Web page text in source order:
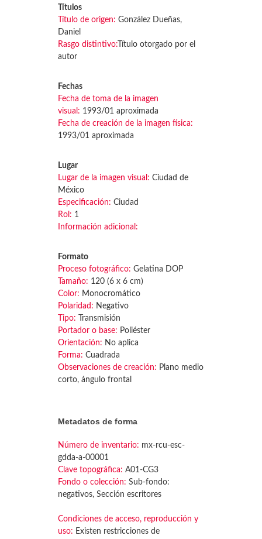
Títulos
Título de origen: González Dueñas,
Daniel
Rasgo distintivo: Título otorgado por el
autor
Fechas
Fecha de toma de la imagen
visual: 1993/01 aproximada
Fecha de creación de la imagen física:
1993/01 aproximada
Lugar
Lugar de la imagen visual: Ciudad de
México
Especificación: Ciudad
Rol: 1
Información adicional:
Formato
Proceso fotográfico: Gelatina DOP
Tamaño: 120 (6 x 6 cm)
Color: Monocromático
Polaridad: Negativo
Tipo: Transmisión
Portador o base: Poliéster
Orientación: No aplica
Forma: Cuadrada
Observaciones de creación: Plano medio
corto, ángulo frontal
Metadatos de forma
Número de inventario: mx-rcu-esc-
gdda-a-00001
Clave topográfica: A01-CG3
Fondo o colección: Sub-fondo:
negativos, Sección escritores
Condiciones de acceso, reproducción y
uso: Existen restricciones de